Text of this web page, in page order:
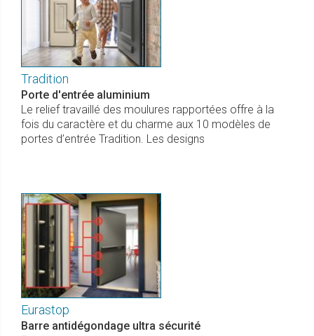
Tradition
Porte d'entrée aluminium
Le relief travaillé des moulures rapportées offre à la
fois du caractère et du charme aux 10 modèles de
portes d’entrée Tradition. Les designs
Eurastop
Barre antidégondage ultra sécurité